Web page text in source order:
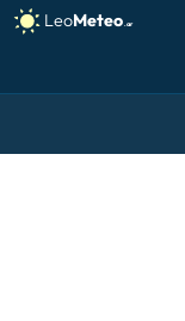
ICON